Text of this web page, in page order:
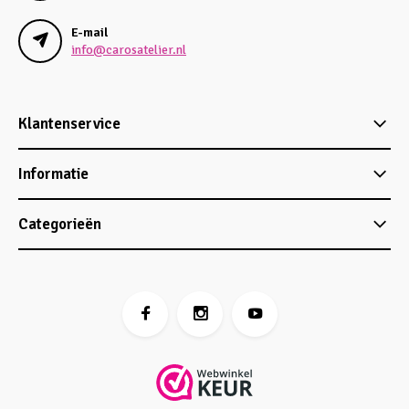
E-mail
info@carosatelier.nl
Klantenservice
Informatie
Categorieën